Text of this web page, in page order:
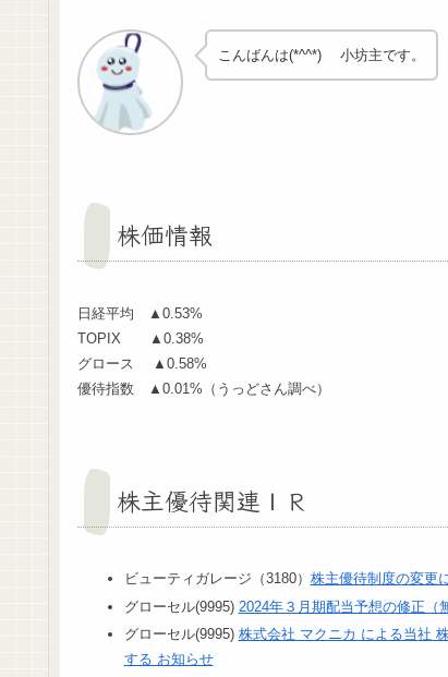
こんばんは(*^^*) 小坊主です。
株価情報
日経平均 ▲0.53%
TOPIX ▲0.38%
グロース ▲0.58%
優待指数 ▲0.01%（うっどさん調べ）
株主優待関連ＩＲ
ビューティガレージ（3180） 株主優待制度の変更
グローセル(9995) 2024年３月期配当予想の修正
グローセル(9995) 株式会社 マクニカ による当社
する お知らせ